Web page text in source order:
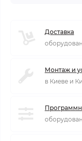
Доставка
Монтаж и
в Киеве и